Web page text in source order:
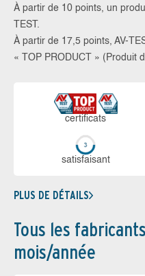
À partir de 10 points, un
TEST.
À partir de 17,5 points, AV-
« TOP PRODUCT » (Produit
certi­ficats
sa­tis­fai­sant
PLUS DE DÉTAILS
Tous les
mois/année